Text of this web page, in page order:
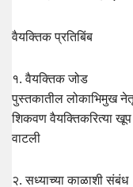
वैयक्तिक प्रतिबिंब
१. वैयक्तिक जोड
पुस्तकातील लोकाभिमुख
शिकवण वैयक्तिकरित्या खूप
वाटली
२. सध्याच्या काळाशी संबंध